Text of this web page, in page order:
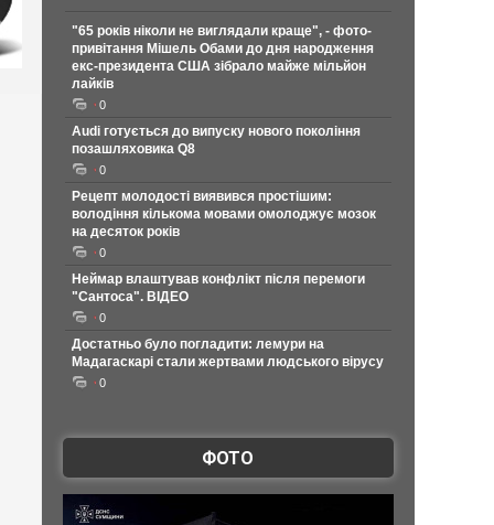
"65 років ніколи не виглядали краще", - фото-
привітання Мішель Обами до дня народження
екс-президента США зібрало майже мільйон
лайків
0
Audi готується до випуску нового покоління
позашляховика Q8
0
Рецепт молодості виявився простішим:
володіння кількома мовами омолоджує мозок
на десяток років
0
Неймар влаштував конфлікт після перемоги
"Сантоса". ВІДЕО
0
Достатньо було погладити: лемури на
Мадагаскарі стали жертвами людського вірусу
0
ФОТО